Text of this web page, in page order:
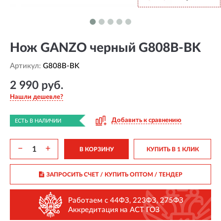
Нож GANZO черный G808B-BK
Артикул: G808B-BK
2 990 руб.
Нашли дешевле?
ЕСТЬ В НАЛИЧИИ Добавить к сравнению
− + В КОРЗИНУ КУПИТЬ В 1 КЛИК
ЗАПРОСИТЬ СЧЕТ / КУПИТЬ ОПТОМ/ ТЕНДЕР
Работаем с 44ФЗ, 223ФЗ, 275ФЗ
Аккредитация на АСТ ГОЗ